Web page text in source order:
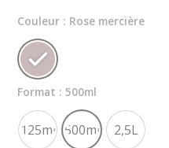
Couleur : Rose mercière
Format : 500ml
125ml 500ml 2,5L